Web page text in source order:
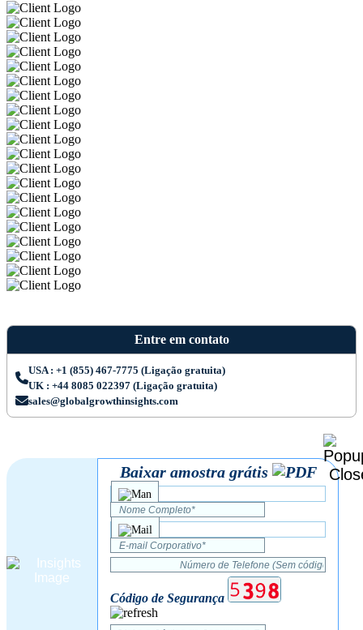
Entre em contato
USA : +1 (855) 467-7775 (Ligação gratuita)
UK : +44 8085 022397 (Ligação gratuita)
sales@globalgrowthinsights.com
Baixar amostra grátis
Código de Segurança